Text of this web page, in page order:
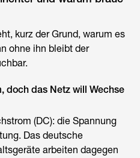
kurz der Grund, warum es
ohne ihn bleibt der
doch das Netz will Wechse
(DC): die Spannung
Das deutsche
arbeiten dagegen